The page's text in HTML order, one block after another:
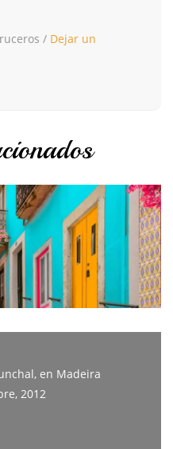
/ Dejar un
en Madeira
2012